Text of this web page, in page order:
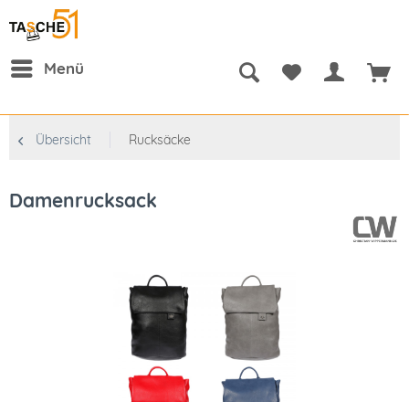
Menü
Übersicht Rucksäcke
Damenrucksack